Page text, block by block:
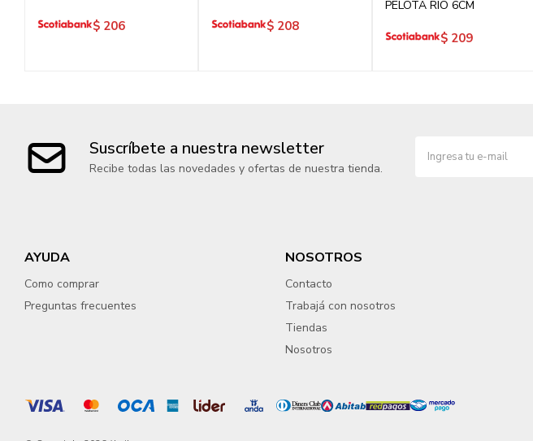
$ 206 $ 208
PELOTA RIO 6CM
$ 209
Suscríbete a nuestra newsletter
Recibe todas las novedades y ofertas de nuestra tienda.
AYUDA
Como comprar
Preguntas frecuentes
NOSOTROS
Contacto
Trabajá con nosotros
Tiendas
Nosotros